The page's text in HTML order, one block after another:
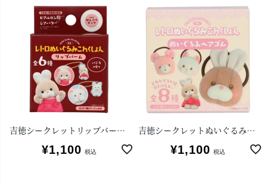
吉徳シークレットリップバーム(単品)
¥1,100 税込
吉徳シークレットぬいぐるみヘアゴム（単品）
¥1,100 税込